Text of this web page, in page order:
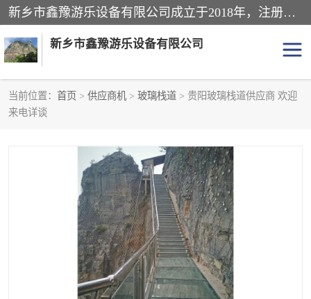
新乡市鑫豫游乐设备有限公司成立于2018年，注册地位于河南省。经营范围包括游乐设备、滑索、滑道、空中自行车、吊桥、拓展器材、攀岩器材、趣桥、悬崖秋千、网红桥、儿童乐园设备、水上乐园设备、丛林穿越设备、音乐呐喊设备、轨道滑车、栈道、玻璃滑道、观景平台、景观包装的设计、制造、销售、安装、维修，景区策划服务。
新乡市鑫豫游乐设备有限公司
当前位置： 首页 > 供应商机 > 玻璃栈道 > 贵阳玻璃栈道供应商 欢迎
来电详谈
游乐设备
儿童乐园设备
水上乐园设备
攀岩器材
空中自行车
玻璃滑道